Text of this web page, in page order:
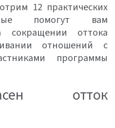
12 практических
помогут вам
сокращении оттока
отношений с
программы
отток